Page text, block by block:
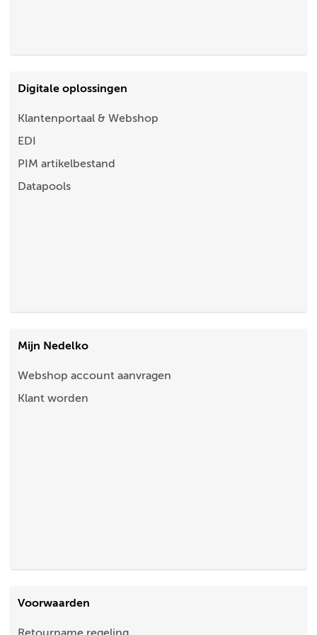
Digitale oplossingen
Klantenportaal & Webshop
EDI
PIM artikelbestand
Datapools
Mijn Nedelko
Webshop account aanvragen
Klant worden
Voorwaarden